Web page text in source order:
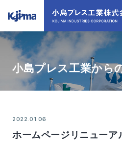
小島プレス工業から
2022.01.06
ホームページリニューア